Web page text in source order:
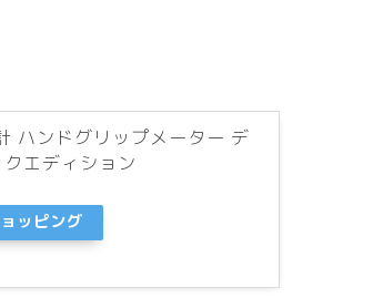
ハンドグリップメーター デ
エディション
ッピング